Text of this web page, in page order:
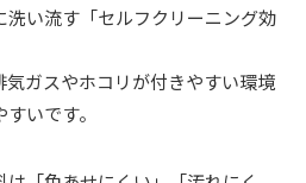
い流す「セルフクリーニング効
ガスやホコリが付きやすい環境
いです。